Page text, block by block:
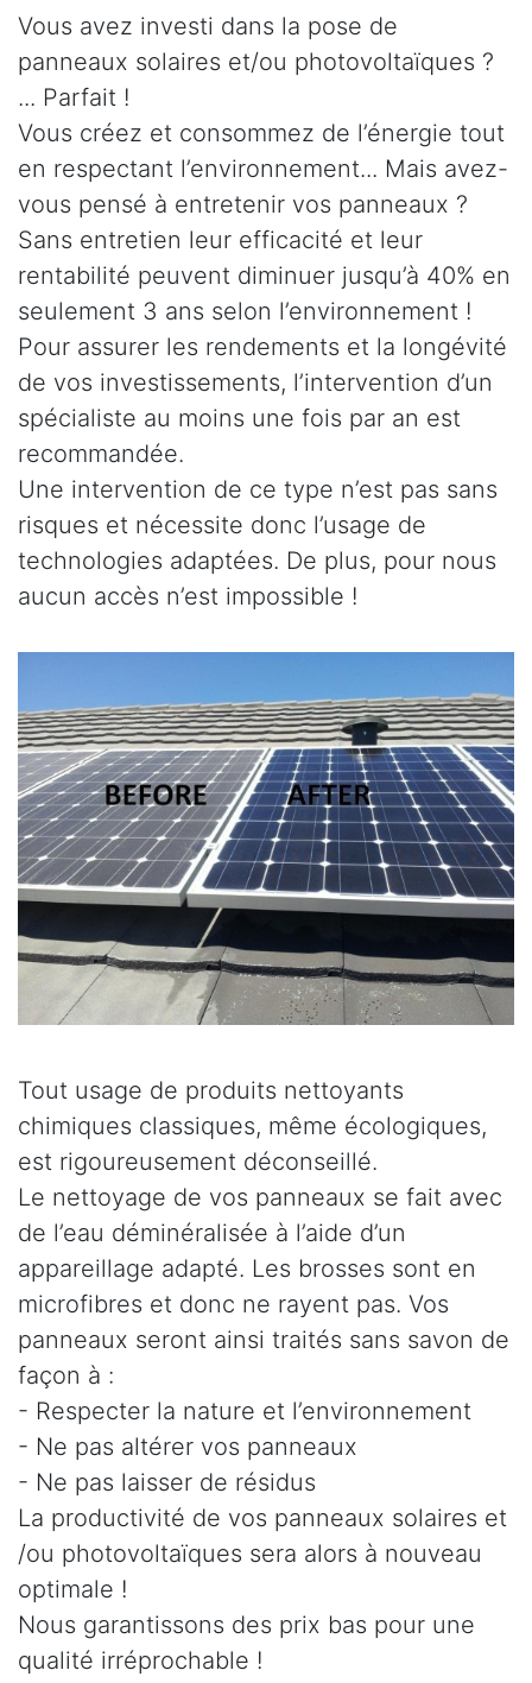
Vous avez investi dans la pose de
panneaux solaires et/ou photovoltaïques ?
... Parfait !
Vous créez et consommez de l’énergie tout
en respectant l’environnement... Mais avez-
vous pensé à entretenir vos panneaux ?
Sans entretien leur efficacité et leur
rentabilité peuvent diminuer jusqu’à 40% en
seulement 3 ans selon l’environnement !
Pour assurer les rendements et la longévité
de vos investissements, l’intervention d’un
spécialiste au moins une fois par an est
recommandée.
Une intervention de ce type n’est pas sans
risques et nécessite donc l’usage de
technologies adaptées. De plus, pour nous
aucun accès n’est impossible !
Tout usage de produits nettoyants
chimiques classiques, même écologiques,
est rigoureusement déconseillé.
Le nettoyage de vos panneaux se fait avec
de l’eau déminéralisée à l’aide d’un
appareillage adapté. Les brosses sont en
microfibres et donc ne rayent pas. Vos
panneaux seront ainsi traités sans savon de
façon à :
- Respecter la nature et l’environnement
- Ne pas altérer vos panneaux
- Ne pas laisser de résidus
La productivité de vos panneaux solaires et
/ou photovoltaïques sera alors à nouveau
optimale !
Nous garantissons des prix bas pour une
qualité irréprochable !